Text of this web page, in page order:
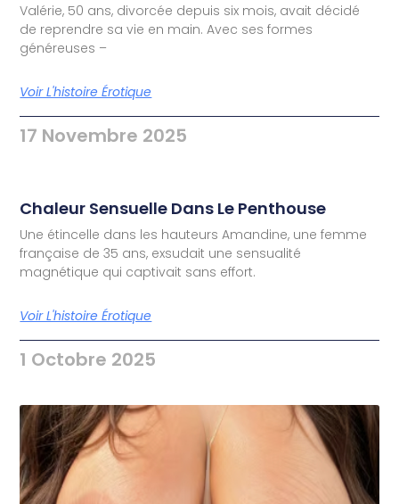
Valérie, 50 ans, divorcée depuis six mois, avait décidé
de reprendre sa vie en main. Avec ses formes
généreuses –
Voir L'histoire Érotique
17 Novembre 2025
Chaleur Sensuelle Dans Le Penthouse
Une étincelle dans les hauteurs Amandine, une femme
française de 35 ans, exsudait une sensualité
magnétique qui captivait sans effort.
Voir L'histoire Érotique
1 Octobre 2025